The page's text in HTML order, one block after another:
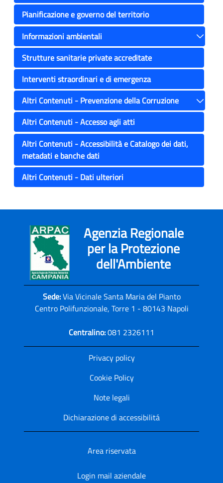
Pianificazione e governo del territorio
Informazioni ambientali
Toggle
Strutture sanitarie private accreditate
Interventi straordinari e di emergenza
Altri Contenuti - Prevenzione della Corruzione
Toggle
Altri Contenuti - Accesso agli atti
Altri Contenuti - Accessibilità e Catalogo dei dati,
metadati e banche dati
Altri Contenuti - Dati ulteriori
Agenzia Regionale
per la Protezione
dell'Ambiente
Sede:Via Vicinale Santa Maria del Pianto
Centro Polifunzionale, Torre 1 - 80143 Napoli
Centralino:081 2326111
Privacy policy
Cookie Policy
Note legali
Dichiarazione di accessibilitá
Area riservata
Login mail aziendale